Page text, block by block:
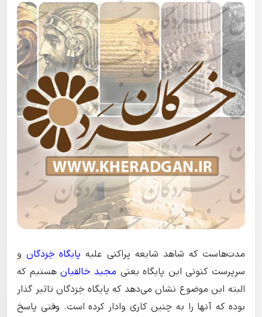
مدت‌هاست که شاهد شایعه پراکنی علیه پایگاه خِرَدگانو
سرپرست کنونی این پایگاه یعنی مجید خالقیانهستیم که
البته این موضوع نشان می‌دهد که پایگاه خِرَدگان تاثیر گذار
بوده که آنها را به چنین کاری وادار کرده است. وقتی پاسخ